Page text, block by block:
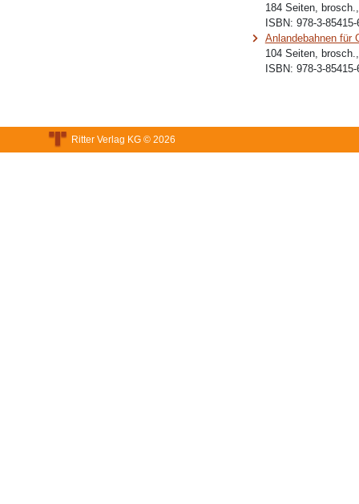
184 Seiten,
ISBN: 978-3-85415-
Anlandebahnen für
104 Seiten,
ISBN: 978-3-85415-
Ritter Verlag KG © 2026